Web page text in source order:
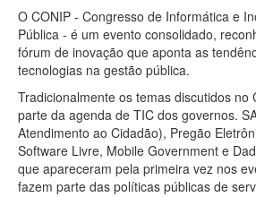
O CONIP - Congresso de Informática e
Pública - é um evento consolidado,
fórum de inovação que aponta as
tecnologias na gestão pública.
Tradicionalmente os temas discutidos no
parte da agenda de TIC dos governos.
Atendimento ao Cidadão), Pregão
Software Livre, Mobile Government e
que apareceram pela primeira vez nos
fazem parte das políticas públicas de